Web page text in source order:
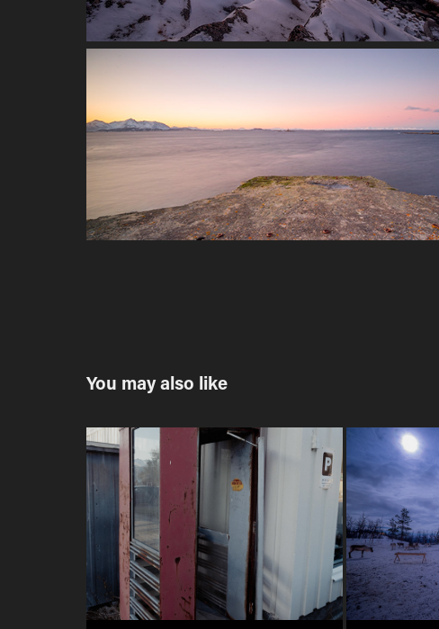
You may also like